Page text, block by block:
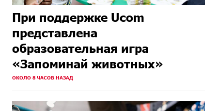
При поддержке Ucom
представлена
образовательная игра
«Запоминай животных»
ОКОЛО 8 ЧАСОВ НАЗАД